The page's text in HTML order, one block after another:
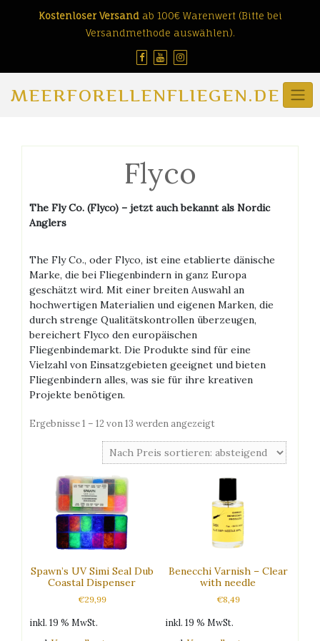
Kostenloser Versandab 100€ Warenwert (Bitte bei
Versandmethode auswählen).
MEERFORELLENFLIEGEN.DE
Flyco
The Fly Co. (Flyco) – jetzt auch bekannt als Nordic
Anglers
The Fly Co., oder Flyco, ist eine etablierte dänische
Marke, die bei Fliegenbindern in ganz Europa
geschätzt wird. Mit einer breiten Auswahl an
hochwertigen Materialien und eigenen Marken, die
durch strenge Qualitätskontrollen überzeugen,
bereichert Flyco den europäischen
Fliegenbindemarkt. Die Produkte sind für eine
Vielzahl von Einsatzgebieten geeignet und bieten
Fliegenbindern alles, was sie für ihre kreativen
Projekte benötigen.
Ergebnisse 1 – 12 von 13 werden angezeigtNach
sortiert:
absteigend
Spawn’s UV Simi Seal Dub
Coastal Dispenser
€29,99
inkl. 19 % MwSt.
Benecchi Varnish – Clear
with needle
€8,49
inkl. 19 % MwSt.